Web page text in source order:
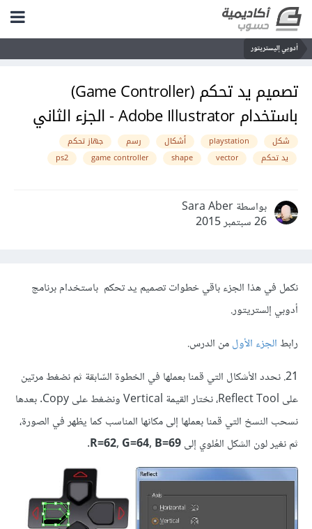
أدوبي إليستريتور
تصميم يد تحكم (Game Controller)
باستخدام Adobe Illustrator - الجزء الثاني
شكل playstation أشكال رسم
جهاز تحكم
يد تحكم
vector
shape
game controller
ps2
بواسطة Sara Aber
26 سبتمبر 2015
نكمل في هذا الجزء باقي خطوات تصميم يد تحكم باستخدام برنامج
أدوبي إلستريتور.
رابطالجزء الأولمن الدرس.
21. نحدد الأشكال التي قمنا بعملها في الخطوة السّابقة ثم نضغط مرتين
على Reflect Tool، نختار القيمة Vertical ونضغط على Copy. بعدها
نسحب النسخ التي قمنا بعملها إلى مكانها المناسب كما يظهر في الصورة،
ثم نغير لون الشكل العُلوي إلىR=62, G=64, B=69.